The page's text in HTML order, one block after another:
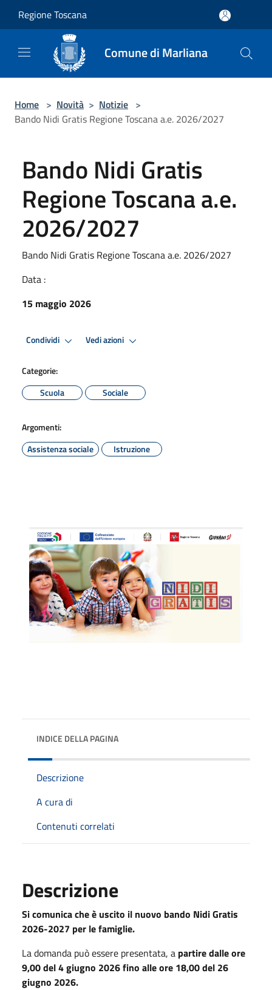
Regione Toscana
Comune di Marliana
Home > Novità > Notizie >
Bando Nidi Gratis Regione Toscana a.e. 2026/2027
Bando Nidi Gratis
Regione Toscana a.e.
2026/2027
Bando Nidi Gratis Regione Toscana a.e. 2026/2027
Data :
15 maggio 2026
Condividi Vedi azioni
Categorie:
Scuola
Sociale
Argomenti:
Assistenza sociale
Istruzione
INDICE DELLA PAGINA
Descrizione
A cura di
Contenuti correlati
Descrizione
Si comunica che è uscito il nuovo bando Nidi Gratis
2026-2027 per le famiglie.
La domanda può essere presentata, a partire dalle ore
9,00 del4 giugno 2026fino alle ore 18,00 del 26
giugno 2026.